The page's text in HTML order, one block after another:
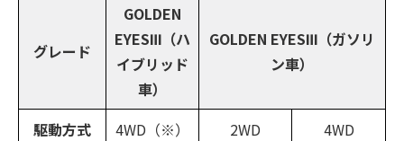
グレード
GOLDEN
EYESⅢ（ハ
イブリッド
車）
GOLDEN EYESⅢ（ガソリ
ン車）
駆動方式 4WD（※） 2WD
4WD